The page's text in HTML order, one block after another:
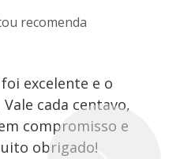
recomenda
excelente e o
cada centavo,
compromisso e
obrigado!